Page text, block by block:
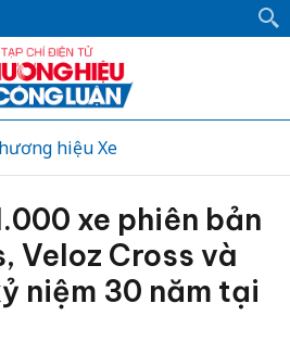
hiệu Xe
xe phiên bản
Veloz Cross và
niệm 30 năm tại